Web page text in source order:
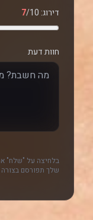
דירוג: 7/10
חוות דעת
בלחיצה על "שלח"
שלך תפורסם בצורה